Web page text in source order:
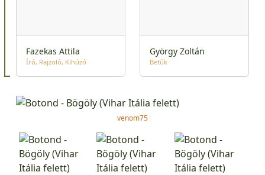
Fazekas Attila
Író Rajzoló Kihúzó
György Zoltán
Betűk
venom75